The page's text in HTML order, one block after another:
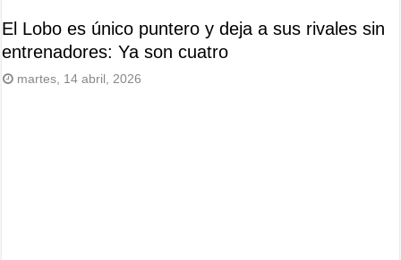
El Lobo es único puntero y deja a sus rivales sin
entrenadores: Ya son cuatro
martes, 14 abril, 2026